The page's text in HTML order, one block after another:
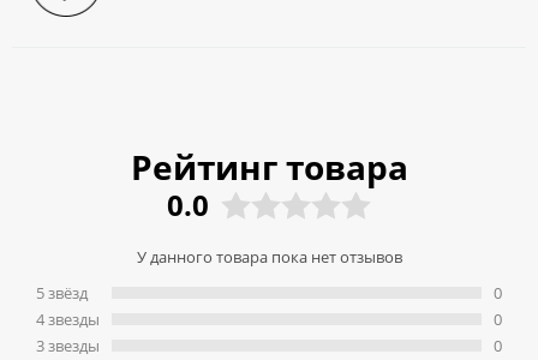
Рейтинг товара
0.0
У данного товара пока нет отзывов
5 звёзд
4 звeзды
3 звeзды
0
0
0